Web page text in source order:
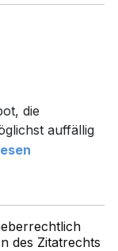
die
auffällig
des Zitatrechts